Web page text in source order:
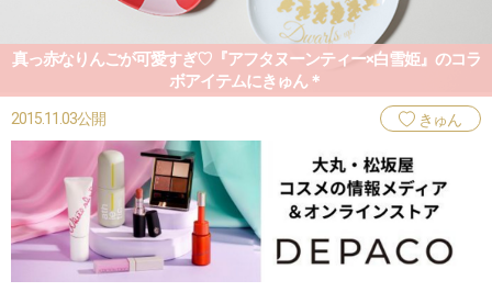
真っ赤なりんごが可愛すぎ♡『アフタヌーンティー×白雪姫』のコラ
ボアイテムにきゅん＊
2015.11.03公開 きゅん